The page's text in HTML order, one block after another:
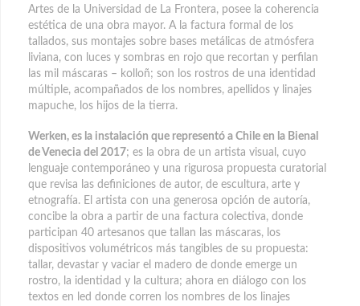
Artes de la Universidad de La Frontera, posee la coherencia
estética de una obra mayor. A la factura formal de los
tallados, sus montajes sobre bases metálicas de atmósfera
liviana, con luces y sombras en rojo que recortan y perfilan
las mil máscaras – kolloñ; son los rostros de una identidad
múltiple, acompañados de los nombres, apellidos y linajes
mapuche, los hijos de la tierra.
Werken, es la instalación que representó a Chile en la Bienal
de Venecia del 2017; es la obra de un artista visual, cuyo
lenguaje contemporáneo y una rigurosa propuesta curatorial
que revisa las definiciones de autor, de escultura, arte y
etnografía. El artista con una generosa opción de autoría,
concibe la obra a partir de una factura colectiva, donde
participan 40 artesanos que tallan las máscaras, los
dispositivos volumétricos más tangibles de su propuesta:
tallar, devastar y vaciar el madero de donde emerge un
rostro, la identidad y la cultura; ahora en diálogo con los
textos en led donde corren los nombres de los linajes